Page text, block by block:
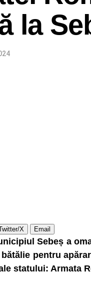
la
X Email
Sebeș a
pentru
statului: Armata